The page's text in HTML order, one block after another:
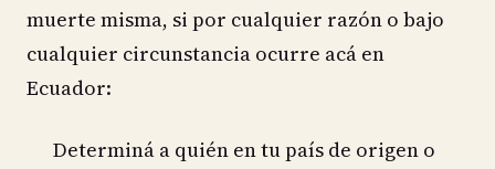
muerte misma, si por cualquier razón o bajo
cualquier circunstancia ocurre acá en
Ecuador:
Determiná a quién en tu país de origen o